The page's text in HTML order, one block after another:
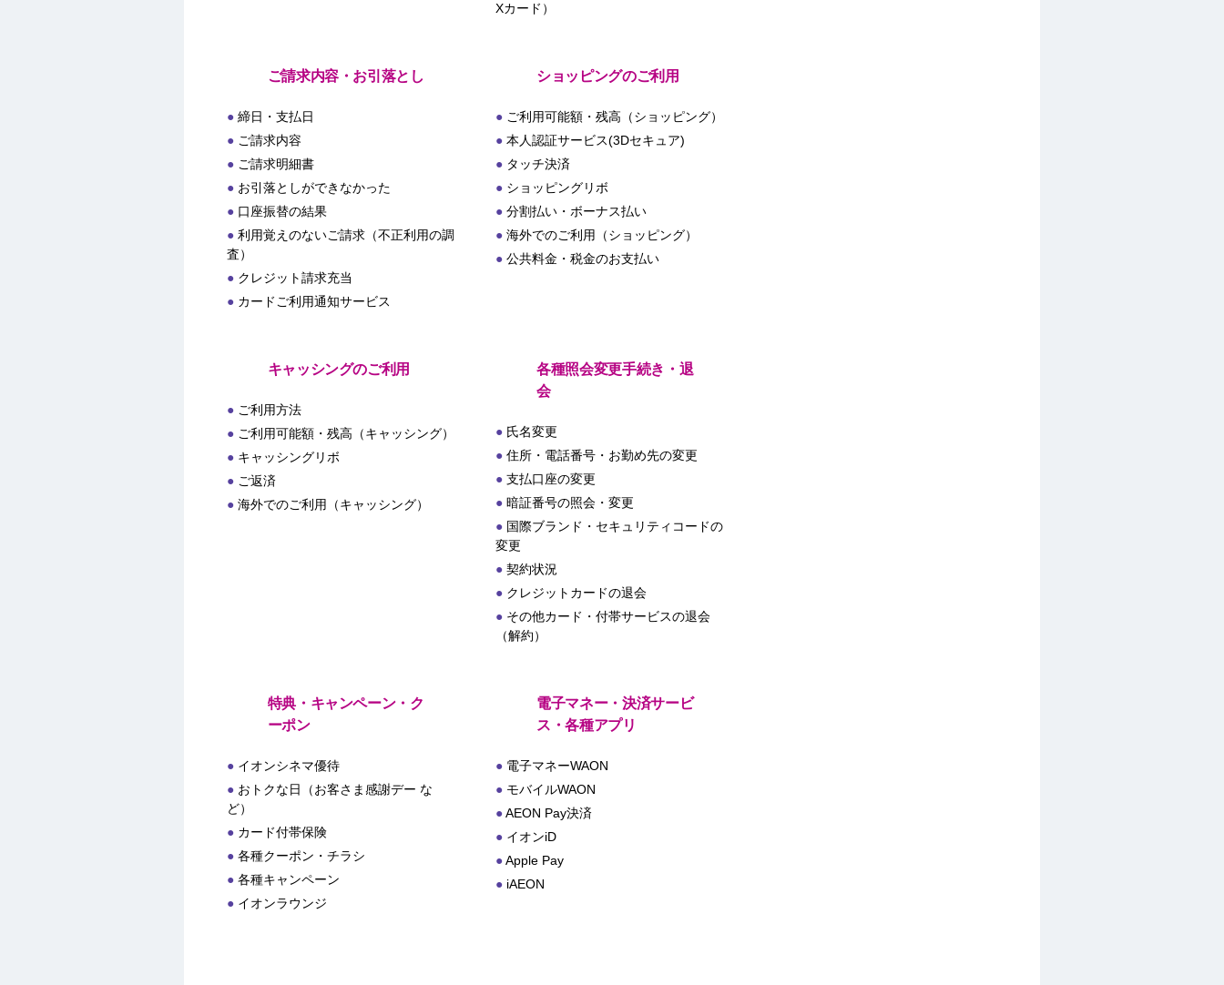
Xカード）
ご請求内容・お引落とし
締日・支払日
ご請求内容
ご請求明細書
お引落としができなかった
口座振替の結果
利用覚えのないご請求（不正利用の調
査）
クレジット請求充当
カードご利用通知サービス
ショッピングのご利用
ご利用可能額・残高（ショッピング）
本人認証サービス(3Dセキュア)
タッチ決済
ショッピングリボ
分割払い・ボーナス払い
海外でのご利用（ショッピング）
公共料金・税金のお支払い
キャッシングのご利用
ご利用方法
ご利用可能額・残高（キャッシング）
キャッシングリボ
ご返済
海外でのご利用（キャッシング）
各種照会変更手続き・退
会
氏名変更
住所・電話番号・お勤め先の変更
支払口座の変更
暗証番号の照会・変更
国際ブランド・セキュリティコードの
変更
契約状況
クレジットカードの退会
その他カード・付帯サービスの退会
（解約）
特典・キャンペーン・ク
ーポン
イオンシネマ優待
おトクな日（お客さま感謝デー な
ど）
カード付帯保険
各種クーポン・チラシ
各種キャンペーン
イオンラウンジ
電子マネー・決済サービ
ス・各種アプリ
電子マネーWAON
モバイルWAON
AEON Pay決済
イオンiD
Apple Pay
iAEON